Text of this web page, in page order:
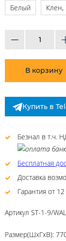
Белый Клен,
В корзину
Купить в
Безнал в т.ч.
Бесплатная
Доставка
Гарантия от
Артикул ST-1-9/
Размер(ШхГхВ):